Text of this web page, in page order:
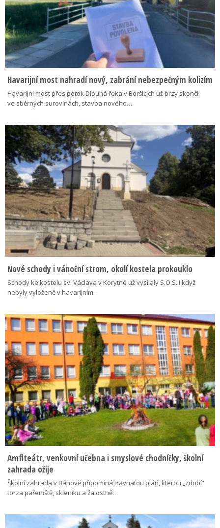
Havarijní most nahradí nový, zabrání nebezpečným kolizím
Havarijní most přes potok Dlouhá řeka v Boršicích už brzy skončí
ve sběrných surovinách, stavba nového…
Nové schody i vánoční strom, okolí kostela prokouklo
Schody ke kostelu sv. Václava v Korytné už vysílaly S.O.S. I když
nebyly vyloženě v havarijním…
Amfiteátr, venkovní učebna i smyslové chodníčky, školní
zahrada ožije
Školní zahrada v Bánově připomíná travnatou pláň, kterou „zdobí“
torza pařeniště, skleníku a žalostně…